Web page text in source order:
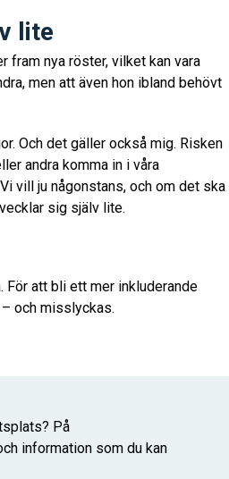
lite
fram nya röster, vilket kan vara
men att även hon ibland behövt
Och det gäller också mig. Risken
andra komma in i våra
vill ju någonstans, och om det ska
sig själv lite.
För att bli ett mer inkluderande
och misslyckas.
På
information som du kan